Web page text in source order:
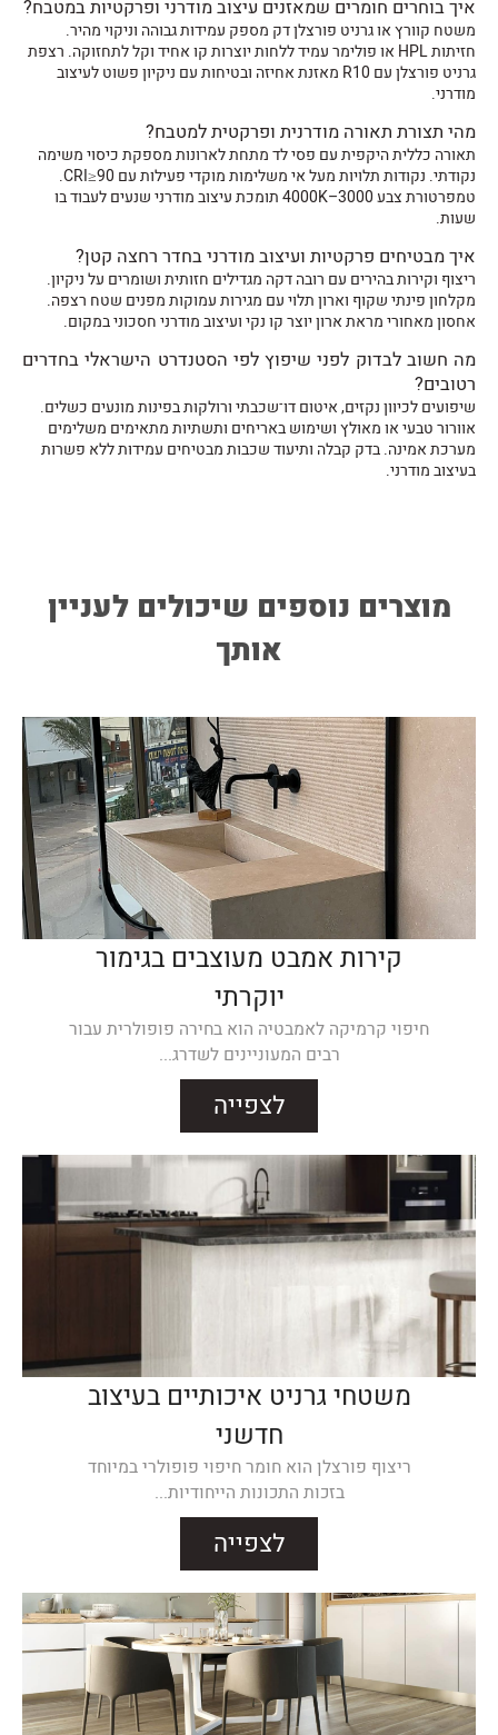
איך בוחרים חומרים שמאזנים עיצוב מודרני ופרקטיות במטבח?
משטח קוורץ או גרניט פורצלן דק מספק עמידוּת גבוהה וניקוי מהיר.
חזיתות HPL או פולימר עמיד ללחות יוצרות קו אחיד וקל לתחזוקה. רצפת
גרניט פורצלן עם R10 מאזנת אחיזה ובטיחות עם ניקיון פשוט לעיצוב
מודרני.
מהי תצורת תאורה מודרנית ופרקטית למטבח?
תאורה כללית היקפית עם פסי לד מתחת לארונות מספקת כיסוי משימה
נקודתי. נקודות תלויות מעל אי משלימות מוקדי פעילות עם CRI≥90.
טמפרטורת צבע 3000–4000K תומכת עיצוב מודרני שנעים לעבוד בו
שעות.
איך מבטיחים פרקטיות ועיצוב מודרני בחדר רחצה קטן?
ריצוף וקירות בהירים עם רובה דקה מגדילים חזותית ושומרים על ניקיון.
מקלחון פינתי שקוף וארון תלוי עם מגירות עמוקות מפנים שטח רצפה.
אחסון מאחורי מראת ארון יוצר קו נקי ועיצוב מודרני חסכוני במקום.
מה חשוב לבדוק לפני שיפוץ לפי הסטנדרט הישראלי בחדרים
רטובים?
שיפועים לכיוון נקזים, איטום דו־שכבתי ורולקות בפינות מונעים כשלים.
אוורור טבעי או מאוּלץ ושימוש באריחים ותשתיות מתאימים משלימים
מערכת אמינה. בדק קבלה ותיעוד שכבות מבטיחים עמידוּת ללא פשרות
בעיצוב מודרני.
מוצרים נוספים שיכולים לעניין
אותך
קירות אמבט מעוצבים בגימור
יוקרתי
חיפוי קרמיקה לאמבטיה הוא בחירה פופולרית עבור
רבים המעוניינים לשדרג...
לצפייה
משטחי גרניט איכותיים בעיצוב
חדשני
ריצוף פורצלן הוא חומר חיפוי פופולרי במיוחד
בזכות התכונות הייחודיות...
לצפייה